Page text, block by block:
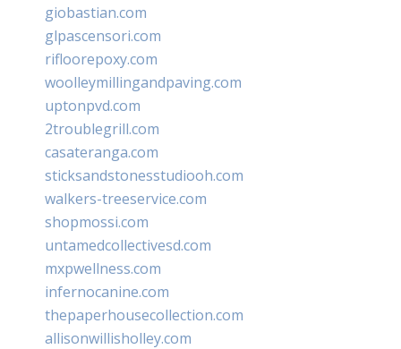
giobastian.com
glpascensori.com
rifloorepoxy.com
woolleymillingandpaving.com
uptonpvd.com
2troublegrill.com
casateranga.com
sticksandstonesstudiooh.com
walkers-treeservice.com
shopmossi.com
untamedcollectivesd.com
mxpwellness.com
infernocanine.com
thepaperhousecollection.com
allisonwillisholley.com